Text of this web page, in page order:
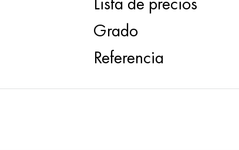
Grado
Referencia